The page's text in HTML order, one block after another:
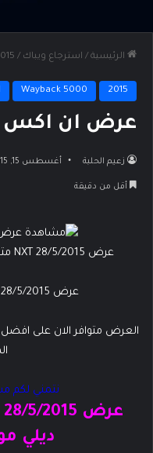
الرئيسية / استرجاع ويباك /
2015
Wayback 5000
عرض ان اكس تي
زعيم الحلبة أغسطس 15, 2015
أقل من دقيقة
عرض NXT 28/5/2015 مترجم كامل وحصريا على
عرض 28/5/2015 كامل على اكثر من نسخة ,,
العرض متوافر الان على
نتمني لكم
ديلي